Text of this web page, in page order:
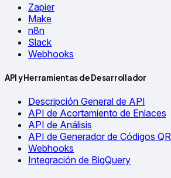
Zapier
Make
n8n
Slack
Webhooks
API y Herramientas de Desarrollador
Descripción General de API
API de Acortamiento de Enlaces
API de Análisis
API de Generador de Códigos QR
Webhooks
Integración de BigQuery